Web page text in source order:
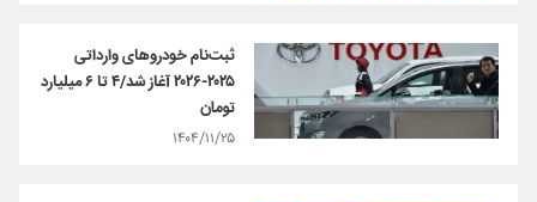
ثبت‌نام خودروهای وارداتی
۲۰۲۵-۲۰۲۶ آغاز شد/۴ تا ۶ میلیارد
تومان
۱۴۰۴/۱۱/۲۵